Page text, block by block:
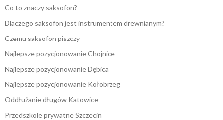
Co to znaczy saksofon?
Dlaczego saksofon jest instrumentem drewnianym?
Czemu saksofon piszczy
Najlepsze pozycjonowanie Chojnice
Najlepsze pozycjonowanie Dębica
Najlepsze pozycjonowanie Kołobrzeg
Oddłużanie długów Katowice
Przedszkole prywatne Szczecin